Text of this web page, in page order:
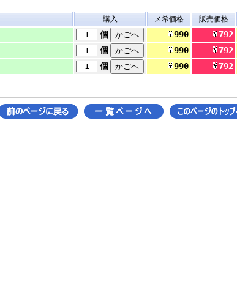
購入 メ希価格 販売価格
個 990 792
個 990 792
個 990 792